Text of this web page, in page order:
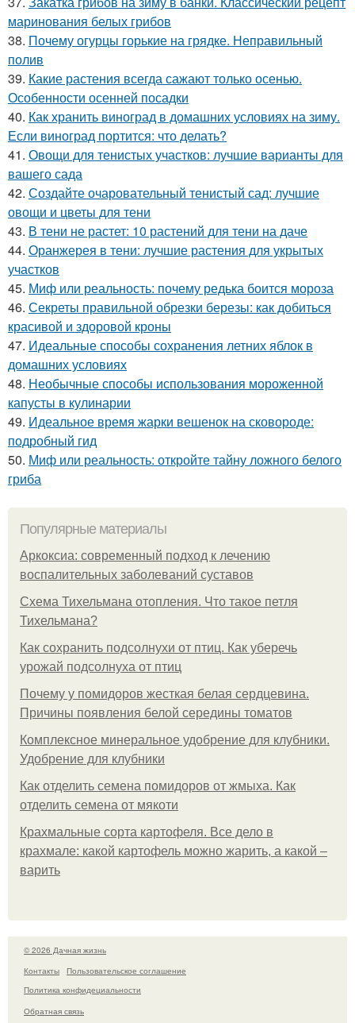
маринования белых грибов
38. Почему огурцы горькие на грядке. Неправильный
полив
39. Какие растения всегда сажают только осенью.
Особенности осенней посадки
40. Как хранить виноград в домашних условиях на зиму.
Если виноград портится: что делать?
41. Овощи для тенистых участков: лучшие варианты для
вашего сада
42. Создайте очаровательный тенистый сад: лучшие
овощи и цветы для тени
43. В тени не растет: 10 растений для тени на даче
44. Оранжерея в тени: лучшие растения для укрытых
участков
45. Миф или реальность: почему редька боится мороза
46. Секреты правильной обрезки березы: как добиться
красивой и здоровой кроны
47. Идеальные способы сохранения летних яблок в
домашних условиях
48. Необычные способы использования мороженной
капусты в кулинарии
49. Идеальное время жарки вешенок на сковороде:
подробный гид
50. Миф или реальность: откройте тайну ложного белого
гриба
Популярные материалы
Аркоксиа: современный подход к лечению
воспалительных заболеваний суставов
Схема Тихельмана отопления. Что такое петля
Тихельмана?
Как сохранить подсолнухи от птиц. Как уберечь
урожай подсолнуха от птиц
Почему у помидоров жесткая белая сердцевина.
Причины появления белой середины томатов
Комплексное минеральное удобрение для клубники.
Удобрение для клубники
Как отделить семена помидоров от жмыха. Как
отделить семена от мякоти
Крахмальные сорта картофеля. Все дело в
крахмале: какой картофель можно жарить, а какой –
варить
© 2026 Дачная жизнь
Контакты
Пользовательское соглашение
Политика конфидециальности
Обратная связь